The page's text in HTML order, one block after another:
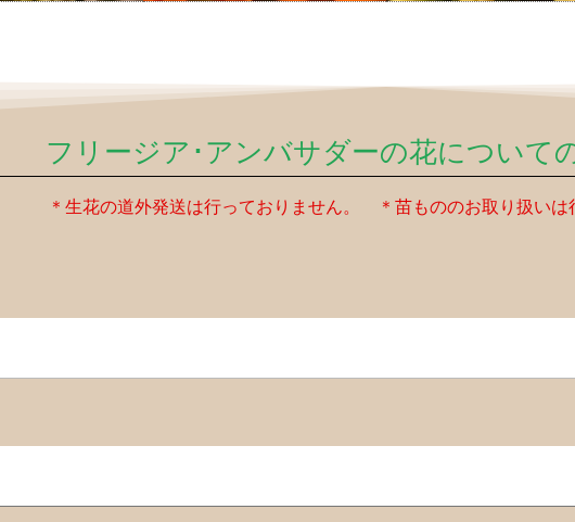
フリージア･アンバサダーの花について
＊生花の道外発送は行っておりません。 ＊苗もののお取り扱いは